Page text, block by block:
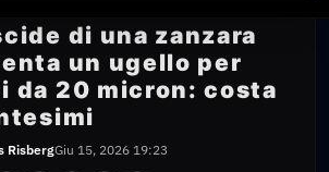
di una zanzara
un ugello per
da 20 micron: costa
RisbergGiu 15, 2026 19:23